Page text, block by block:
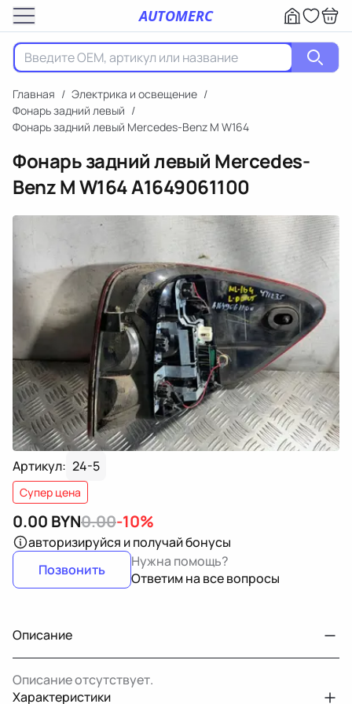
AUTOMERC
Главная / Электрика и освещение /
Фонарь задний левый /
Фонарь задний левый Mercedes-Benz M W164
Фонарь задний левый Mercedes-
Benz M W164A1649061100
Артикул: 24-5
Супер цена
0.00 BYN0.00-10%
авторизируйся и получай бонусы
Позвонить
Нужна помощь?
Ответим на все вопросы
Описание
Описание отсутствует.
Характеристики